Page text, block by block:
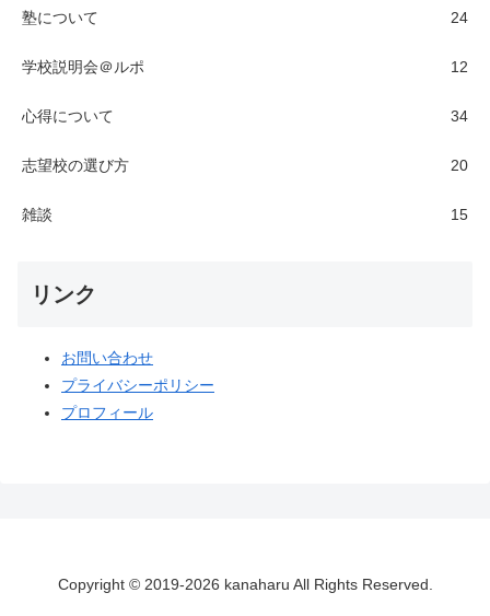
塾について 24
学校説明会＠ルポ 12
心得について 34
志望校の選び方 20
雑談 15
リンク
お問い合わせ
プライバシーポリシー
プロフィール
Copyright © 2019-2026 kanaharu All Rights Reserved.